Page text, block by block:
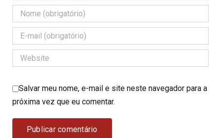
Salvar meu nome, e-mail e site neste navegador para a
próxima vez que eu comentar.